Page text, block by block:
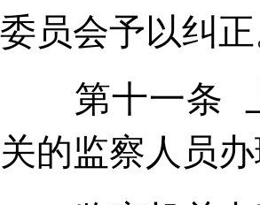
委员会予以纠正
第十一条 上
关的监察人员